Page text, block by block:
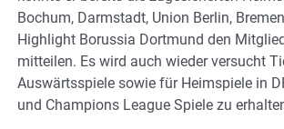
Bochum, Darmstadt, Union Berlin,
Highlight Borussia Dortmund den
mitteilen. Es wird auch wieder versucht
Auswärtsspiele sowie für Heimspiele in
und Champions League Spiele zu